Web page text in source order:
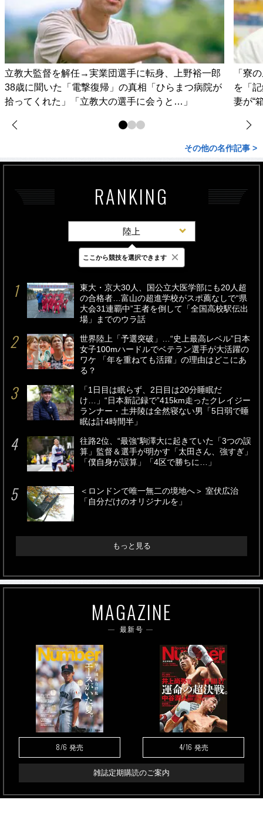
立教大監督を解任→実業団選手に転身、上野裕一郎
38歳に聞いた「電撃復帰」の真相「ひらまつ病院が
拾ってくれた」「立教大の選手に会うと…」
「寮
を「
妻が“
その他の名作記事 >
RANKING
陸上
最新 24時間 週間
東大・京大30人、国公立大医学部にも20人超
の合格者…富山の超進学校がスポ薦なしで“県
大会31連覇中”王者を倒して「全国高校駅伝出
場」までのウラ話
世界陸上「予選突破」…“史上最高レベル”日本
女子100mハードルでベテラン選手が大活躍の
ワケ 「年を重ねても活躍」の理由はどこにあ
る？
「1日目は眠らず、2日目は20分睡眠だ
け…」“日本新記録で”415km走ったクレイジー
ランナー・土井陵は全然寝ない男「5日弱で睡
眠は計4時間半」
往路2位、“最強”駒澤大に起きていた「3つの誤
算」監督＆選手が明かす「太田さん、強すぎ」
「僕自身が誤算」「4区で勝ちに…」
＜ロンドンで唯一無二の境地へ＞ 室伏広治
「自分だけのオリジナルを」
もっと見る
MAGAZINE
最新号
8/6 発売 4/16 発売
雑誌定期購読のご案内
ここから競技を選択できます ×